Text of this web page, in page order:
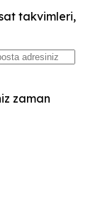
takvimleri,
zaman